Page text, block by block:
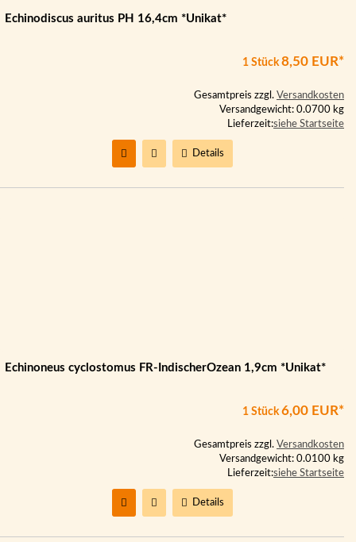
Echinodiscus auritus PH 16,4cm *Unikat*
1 Stück 8,50 EUR*
Gesamtpreis zzgl. Versandkosten
Versandgewicht: 0.0700 kg
Lieferzeit:siehe Startseite
Details
Echinoneus cyclostomus FR-IndischerOzean 1,9cm *Unikat*
1 Stück 6,00 EUR*
Gesamtpreis zzgl. Versandkosten
Versandgewicht: 0.0100 kg
Lieferzeit:siehe Startseite
Details